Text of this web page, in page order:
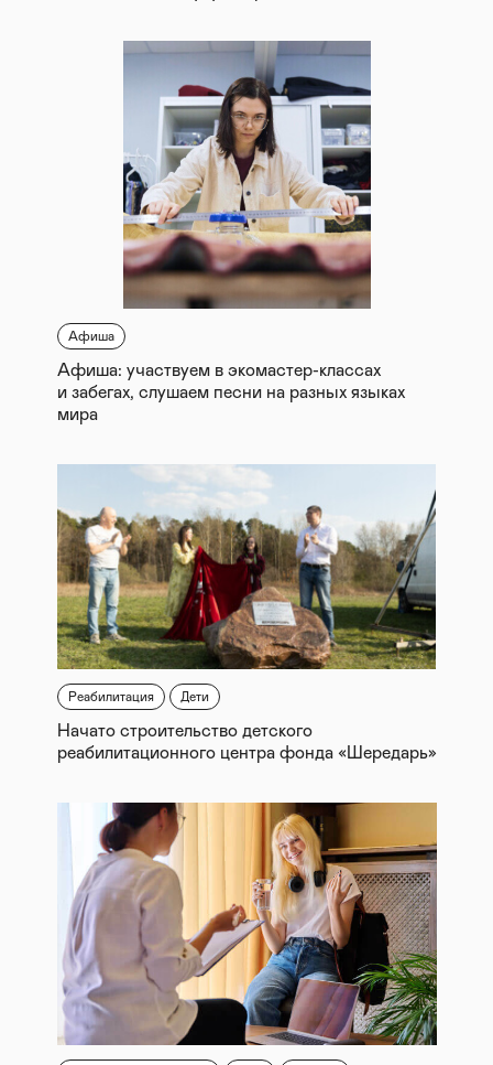
Афиша
Афиша: участвуем в экомастер-классах
и забегах, слушаем песни на разных языках
мира
Реабилитация Дети
Начато строительство детского
реабилитационного центра фонда «Шередарь»